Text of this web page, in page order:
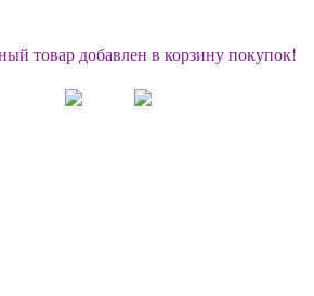
товар добавлен в корзину покупок!